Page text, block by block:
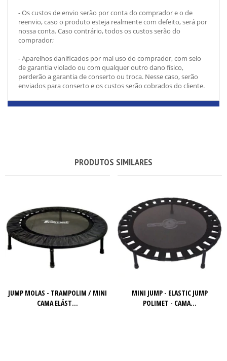
- Os custos de envio serão por conta do comprador e o de
reenvio, caso o produto esteja realmente com defeito, será por
nossa conta. Caso contrário, todos os custos serão do
comprador;
- Aparelhos danificados por mal uso do comprador, com selo
de garantia violado ou com qualquer outro dano físico,
perderão a garantia de conserto ou troca. Nesse caso, serão
enviados para conserto e os custos serão cobrados do cliente.
PRODUTOS SIMILARES
JUMP MOLAS - TRAMPOLIM / MINI
CAMA ELÁST...
MINI JUMP - ELASTIC JUMP
POLIMET - CAMA...